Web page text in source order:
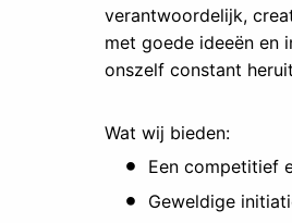
verantwoordelijk,
met goede ideeën en
onszelf constant
Wat wij bieden:
Een competitief
Geweldige